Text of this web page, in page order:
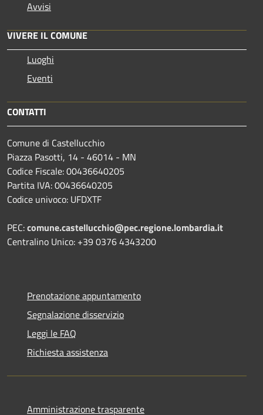
Avvisi
VIVERE IL COMUNE
Luoghi
Eventi
CONTATTI
Comune di Castellucchio
Piazza Pasotti, 14 - 46014 - MN
Codice Fiscale: 00436640205
Partita IVA: 00436640205
Codice univoco: UFDXTF
PEC:comune.castellucchio@pec.regione.lombardia.it
Centralino Unico: +39 0376 4343200
Prenotazione appuntamento
Segnalazione disservizio
Leggi le FAQ
Richiesta assistenza
Amministrazione trasparente